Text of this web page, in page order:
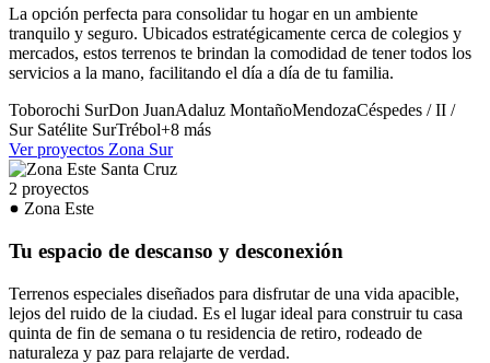
La opción perfecta para consolidar tu hogar en un ambiente
tranquilo y seguro. Ubicados estratégicamente cerca de colegios y
mercados, estos terrenos te brindan la comodidad de tener todos los
servicios a la mano, facilitando el día a día de tu familia.
Toborochi SurDon JuanAdaluz MontañoMendozaCéspedes / II /
Sur Satélite SurTrébol+8 más
Ver proyectos Zona Sur
2 proyectos
Zona Este
Tu espacio de descanso y desconexión
Terrenos especiales diseñados para disfrutar de una vida apacible,
lejos del ruido de la ciudad. Es el lugar ideal para construir tu casa
quinta de fin de semana o tu residencia de retiro, rodeado de
naturaleza y paz para relajarte de verdad.